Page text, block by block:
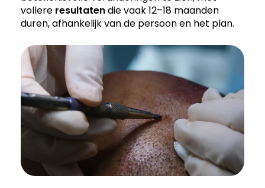
vollere resultatendie vaak 12–18 maanden
duren, afhankelijk van de persoon en het plan.